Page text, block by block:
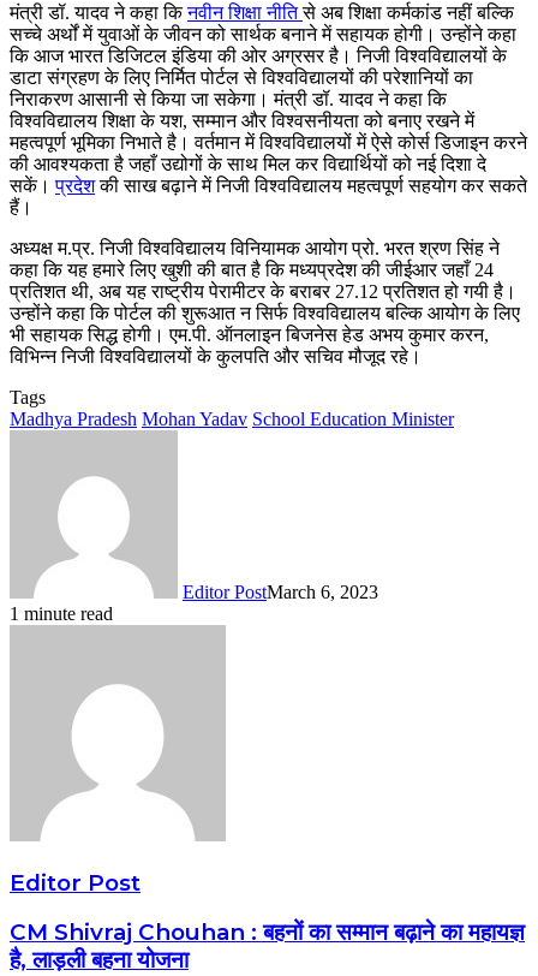
मंत्री डॉ. यादव ने कहा किनवीन शिक्षा नीतिसे अब शिक्षा कर्मकांड नहीं बल्कि
सच्चे अर्थों में युवाओं के जीवन को सार्थक बनाने में सहायक होगी। उन्होंने कहा
कि आज भारत डिजिटल इंडिया की ओर अग्रसर है। निजी विश्वविद्यालयों के
डाटा संग्रहण के लिए निर्मित पोर्टल से विश्वविद्यालयों की परेशानियों का
निराकरण आसानी से किया जा सकेगा। मंत्री डॉ. यादव ने कहा कि
विश्वविद्यालय शिक्षा के यश, सम्मान और विश्वसनीयता को बनाए रखने में
महत्वपूर्ण भूमिका निभाते है। वर्तमान में विश्वविद्यालयों में ऐसे कोर्स डिजाइन करने
की आवश्यकता है जहाँ उद्योगों के साथ मिल कर विद्यार्थियों को नई दिशा दे
सकें।प्रदेशकी साख बढ़ाने में निजी विश्वविद्यालय महत्वपूर्ण सहयोग कर सकते
हैं।
अध्यक्ष म.प्र. निजी विश्वविद्यालय विनियामक आयोग प्रो. भरत श्रण सिंह ने
कहा कि यह हमारे लिए खुशी की बात है कि मध्यप्रदेश की जीईआर जहाँ 24
प्रतिशत थी, अब यह राष्ट्रीय पेरामीटर के बराबर 27.12 प्रतिशत हो गयी है।
उन्होंने कहा कि पोर्टल की शुरूआत न सिर्फ विश्वविद्यालय बल्कि आयोग के लिए
भी सहायक सिद्ध होगी। एम.पी. ऑनलाइन बिजनेस हेड अभय कुमार करन,
विभिन्न निजी विश्वविद्यालयों के कुलपति और सचिव मौजूद रहे।
Tags
Madhya Pradesh Mohan Yadav School Education Minister
Editor PostMarch 6, 2023
1 minute read
Editor Post
CM Shivraj Chouhan : बहनों का सम्मान बढ़ाने का महायज्ञ
है, लाड़ली बहना योजना